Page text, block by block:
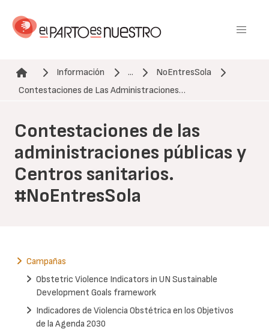
contenido
Ruta de navegación
Información ...
NoEntresSola
Contestaciones de Las Administraciones…
Contestaciones de las
administraciones públicas y
Centros sanitarios.
#NoEntresSola
Campañas
Obstetric Violence Indicators in UN Sustainable
Development Goals framework
Indicadores de Violencia Obstétrica en los Objetivos
de la Agenda 2030